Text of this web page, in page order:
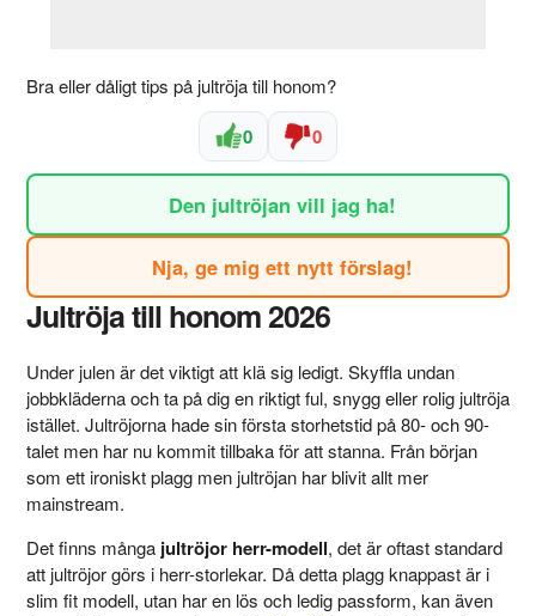
Bra eller dåligt tips på jultröja till honom?
0 0
Den jultröjan vill jag ha!
Nja, ge mig ett nytt förslag!
Jultröja till honom 2026
Under julen är det viktigt att klä sig ledigt. Skyffla undan
jobbkläderna och ta på dig en riktigt ful, snygg eller rolig jultröja
istället. Jultröjorna hade sin första storhetstid på 80- och 90-
talet men har nu kommit tillbaka för att stanna. Från början
som ett ironiskt plagg men jultröjan har blivit allt mer
mainstream.
Det finns många jultröjor herr-modell, det är oftast standard
att jultröjor görs i herr-storlekar. Då detta plagg knappast är i
slim fit modell, utan har en lös och ledig passform, kan även